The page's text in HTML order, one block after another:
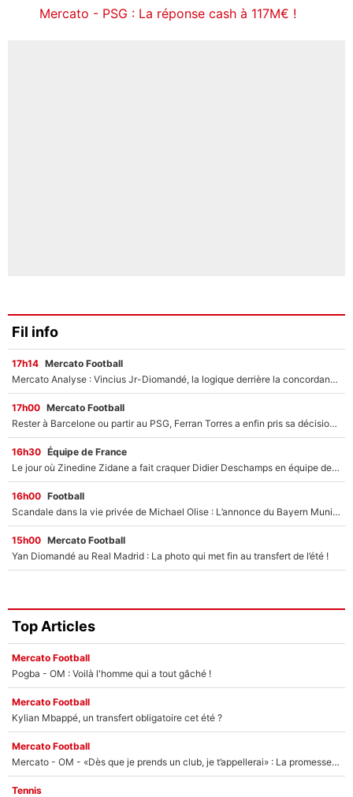
Mercato - PSG : La réponse cash à 117M€ !
Fil info
17h14 Mercato Football
Mercato Analyse : Vincius Jr-Diomandé, la logique derrière la concordance des temps
17h00 Mercato Football
Rester à Barcelone ou partir au PSG, Ferran Torres a enfin pris sa décision : La course contre la montre est lancée !
16h30 Équipe de France
Le jour où Zinedine Zidane a fait craquer Didier Deschamps en équipe de France : «Je m’en suis voulu», l’ancien sélectionneur a regretté son geste !
16h00 Football
Scandale dans la vie privée de Michael Olise : L’annonce du Bayern Munich sur son enfant caché
15h00 Mercato Football
Yan Diomandé au Real Madrid : La photo qui met fin au transfert de l’été !
Top Articles
Mercato Football
Pogba - OM : Voilà l'homme qui a tout gâché !
Mercato Football
Kylian Mbappé, un transfert obligatoire cet été ?
Mercato Football
Mercato - OM - «Dès que je prends un club, je t’appellerai» : La promesse de Marcelino au moment de claquer la porte
Tennis